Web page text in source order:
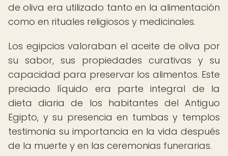
de oliva era utilizado tanto en la alimentación
como en rituales religiosos y medicinales.
Los egipcios valoraban el aceite de oliva por
su sabor, sus propiedades curativas y su
capacidad para preservar los alimentos. Este
preciado líquido era parte integral de la
dieta diaria de los habitantes del Antiguo
Egipto, y su presencia en tumbas y templos
testimonia su importancia en la vida después
de la muerte y en las ceremonias funerarias.